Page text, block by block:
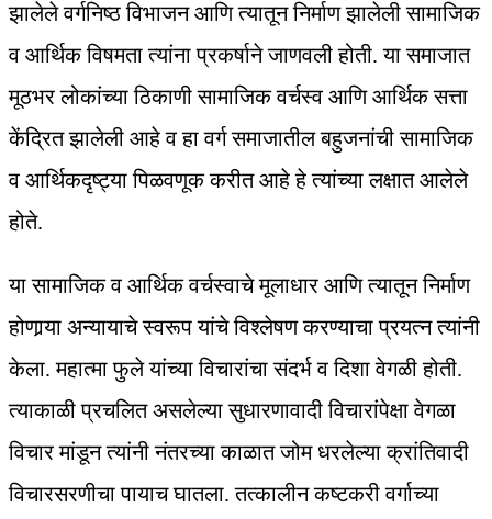
झालेले वर्गनिष्ठ विभाजन आणि त्यातून निर्माण झालेली सामाजिक
व आर्थिक विषमता त्यांना प्रकर्षाने जाणवली होती. या समाजात
मूठभर लोकांच्या ठिकाणी सामाजिक वर्चस्व आणि आर्थिक सत्ता
केंद्रित झालेली आहे व हा वर्ग समाजातील बहुजनांची सामाजिक
व आर्थिकदृष्ट्या पिळवणूक करीत आहे हे त्यांच्या लक्षात आलेले
होते.
या सामाजिक व आर्थिक वर्चस्वाचे मूलाधार आणि त्यातून निर्माण
होणार्‍या अन्यायाचे स्वरूप यांचे विश्‍लेषण करण्याचा प्रयत्न त्यांनी
केला. महात्मा फुले यांच्या विचारांचा संदर्भ व दिशा वेगळी होती.
त्याकाळी प्रचलित असलेल्या सुधारणावादी विचारांपेक्षा वेगळा
विचार मांडून त्यांनी नंतरच्या काळात जोम धरलेल्या क्रांतिवादी
विचारसरणीचा पायाच घातला. तत्कालीन कष्टकरी वर्गाच्या